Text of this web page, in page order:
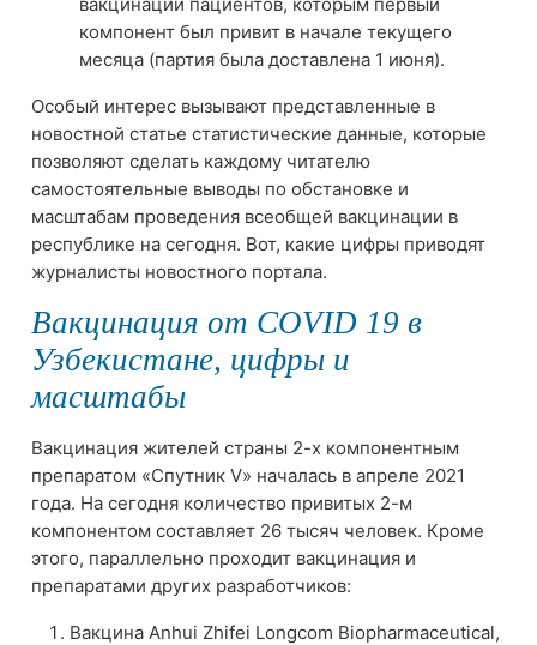
вакцинации пациентов, которым первый
компонент был привит в начале текущего
месяца (партия была доставлена 1 июня).
Особый интерес вызывают представленные в
новостной статье статистические данные, которые
позволяют сделать каждому читателю
самостоятельные выводы по обстановке и
масштабам проведения всеобщей вакцинации в
республике на сегодня. Вот, какие цифры приводят
журналисты новостного портала.
Вакцинация от COVID 19 в
Узбекистане, цифры и
масштабы
Вакцинация жителей страны 2-х компонентным
препаратом «Спутник V» началась в апреле 2021
года. На сегодня количество привитых 2-м
компонентом составляет 26 тысяч человек. Кроме
этого, параллельно проходит вакцинация и
препаратами других разработчиков:
Вакцина Anhui Zhifei Longcom Biopharmaceutical,